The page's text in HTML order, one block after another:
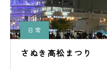
日常
さぬき高松まつり